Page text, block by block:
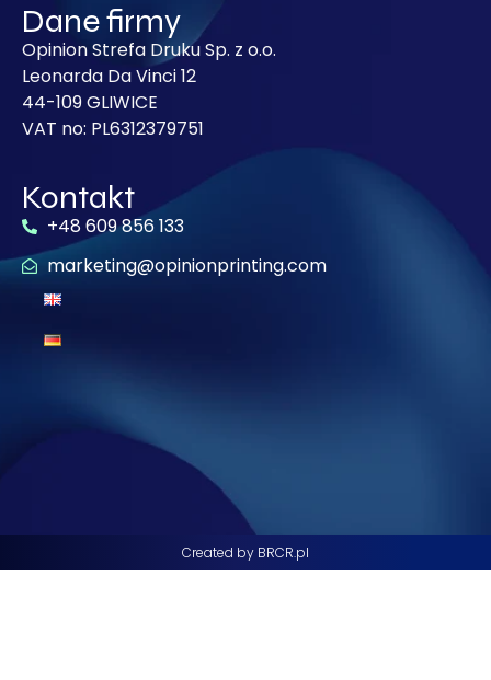
Dane firmy
Opinion Strefa Druku Sp. z o.o.
Leonarda Da Vinci 12
44-109 GLIWICE
VAT no: PL6312379751
Kontakt
+48 609 856 133
marketing@opinionprinting.com
Created by BRCR.pl